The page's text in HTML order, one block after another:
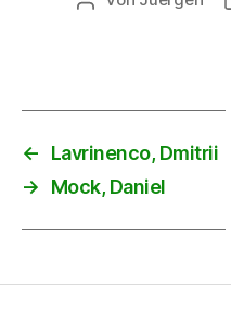
←
Lavrinenco, Dmitrii
→
Mock, Daniel